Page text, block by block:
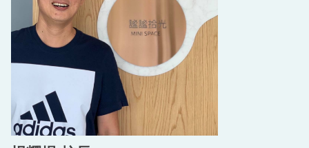
衛生健康專區
體育組專區
職業安全衛生專區
回首頁